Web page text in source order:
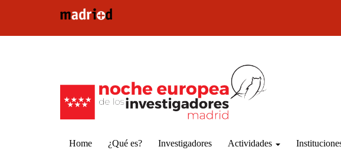
Home ¿Qué es? Investigadores Actividades